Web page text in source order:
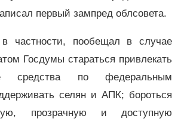
первый зампред облсовета.
частности, пообещал в случае
Госдумы стараться привлекать
средства по федеральным
селян и АПК; бороться
прозрачную и доступную